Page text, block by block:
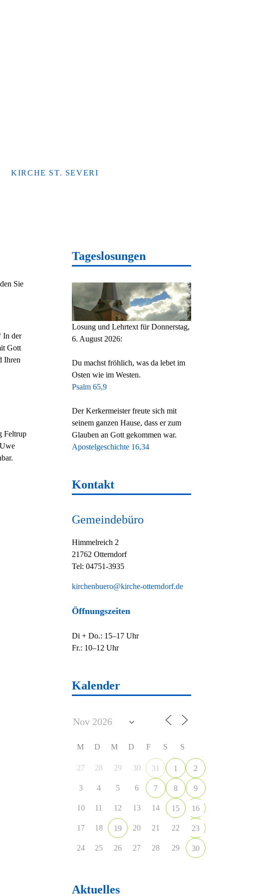
KIRCHE ST. SEVERI
Sie
In der
Gott
Ihren
Feltrup
Tageslosungen
Losung und Lehrtext für Donnerstag,
6. August 2026:
Du machst fröhlich, was da lebet im
Osten wie im Westen.
Psalm 65,9
Der Kerkermeister freute sich mit
seinem ganzen Hause, dass er zum
Glauben an Gott gekommen war.
Apostelgeschichte 16,34
Kontakt
Gemeindebüro
Himmelreich 2
21762 Otterndorf
Tel: 04751-3935
kirchenbuero@kirche-otterndorf.de
Öffnungszeiten
Di + Do.: 15–17 Uhr
Fr.: 10–12 Uhr
Kalender
M D M D F S S
27 28 29 30 31 1 2
3 4 5 6 7 8 9
10 11 12 13 14 15 16
17 18 19 20 21 22 23
24 25 26 27 28 29 30
Aktuelles